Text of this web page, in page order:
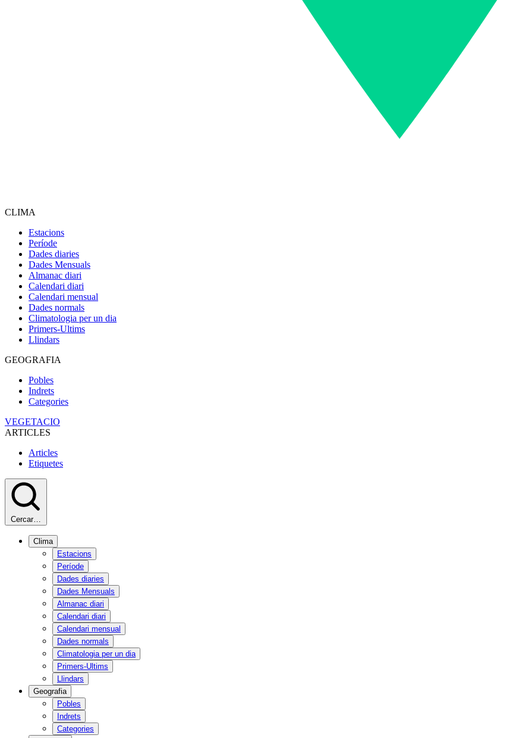
CLIMA
Estacions
Període
Dades diaries
Dades Mensuals
Almanac diari
Calendari diari
Calendari mensual
Dades normals
Climatologia per un dia
Primers-Ultims
Llindars
GEOGRAFIA
Pobles
Indrets
Categories
VEGETACIO
ARTICLES
Articles
Etiquetes
Cercar…
Clima
Estacions
Període
Dades diaries
Dades Mensuals
Almanac diari
Calendari diari
Calendari mensual
Dades normals
Climatologia per un dia
Primers-Ultims
Llindars
Geografia
Pobles
Indrets
Categories